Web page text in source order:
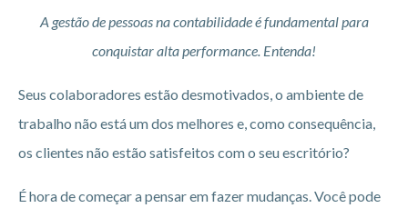
A gestão de pessoas na contabilidade é fundamental para
conquistar alta performance. Entenda!
Seus colaboradores estão desmotivados, o ambiente de
trabalho não está um dos melhores e, como consequência,
os clientes não estão satisfeitos com o seu escritório?
É hora de começar a pensar em fazer mudanças. Você pode